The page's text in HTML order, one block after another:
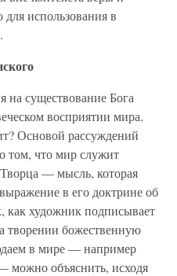
для использования в
на существование Бога
восприятии мира.
Основой рассуждений
том, что мир служит
— мысль, которая
в его доктрине об
как художник подписывает
творении божественную
в мире — например
можно объяснить, исходя